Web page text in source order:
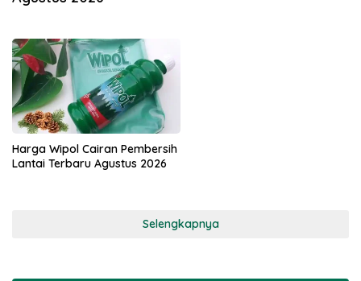
Harga Wipol Cairan Pembersih
Lantai Terbaru Agustus 2026
Selengkapnya